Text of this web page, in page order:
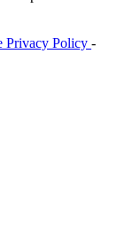
Privacy Policy -